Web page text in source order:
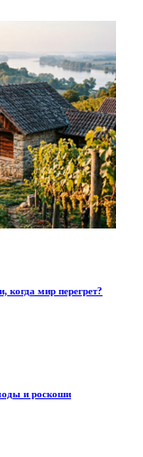
когда мир перегрет?
и роскоши